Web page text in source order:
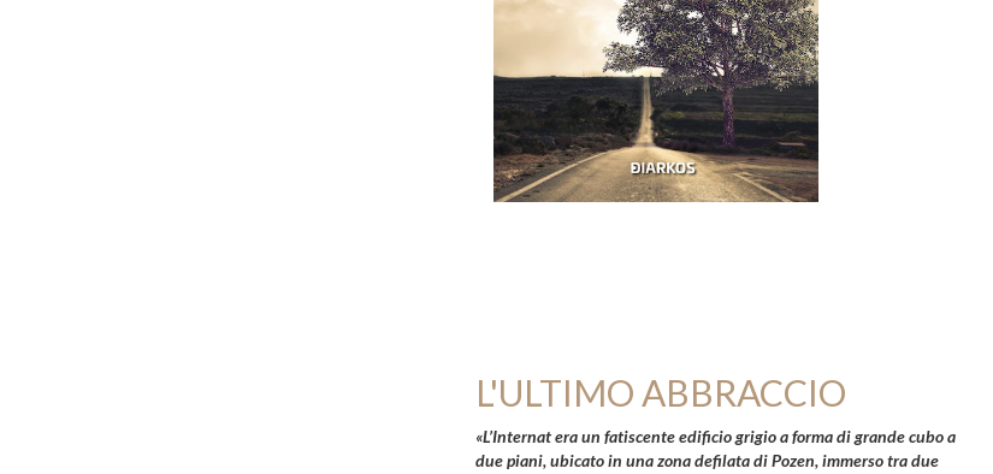
L'ULTIMO ABBRACCIO
«L’Internatera un fatiscente edificio grigio a forma di grande cubo a
due piani, ubicato in una zona defilata diPozen, immerso tra due